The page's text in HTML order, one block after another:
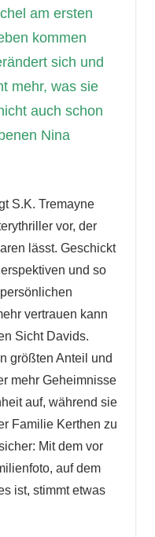
am ersten
kommen
sich und
mehr, was sie
auch schon
Nina
S.K. Tremayne
vor, der
lässt. Geschickt
und so
vertrauen kann
Sicht Davids.
größten Anteil und
mehr Geheimnisse
auf, während sie
Familie Kerthen zu
Mit dem vor
auf dem
ist, stimmt etwas